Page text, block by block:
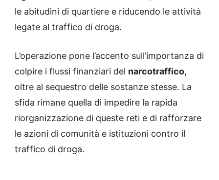
le abitudini di quartiere e riducendo le attività
legate al traffico di droga.
L’operazione pone l’accento sull’importanza di
colpire i flussi finanziari del narcotraffico,
oltre al sequestro delle sostanze stesse. La
sfida rimane quella di impedire la rapida
riorganizzazione di queste reti e di rafforzare
le azioni di comunità e istituzioni contro il
traffico di droga.